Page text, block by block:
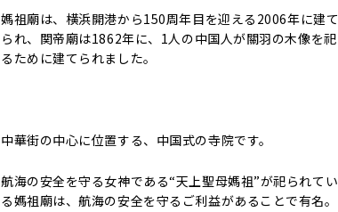
媽祖廟は、横浜開港から150周年目を迎える2006年に建て
られ、関帝廟は1862年に、1人の中国人が關羽の木像を祀
るために建てられました。
中華街の中心に位置する、中国式の寺院です。
航海の安全を守る女神である“天上聖母媽祖”が祀られてい
る媽祖廟は、航海の安全を守るご利益があることで有名。